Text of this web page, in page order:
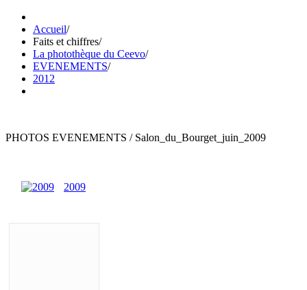
Accueil/
Faits et chiffres/
La photothèque du Ceevo/
EVENEMENTS/
2012
PHOTOS EVENEMENTS / Salon_du_Bourget_juin_2009
2009